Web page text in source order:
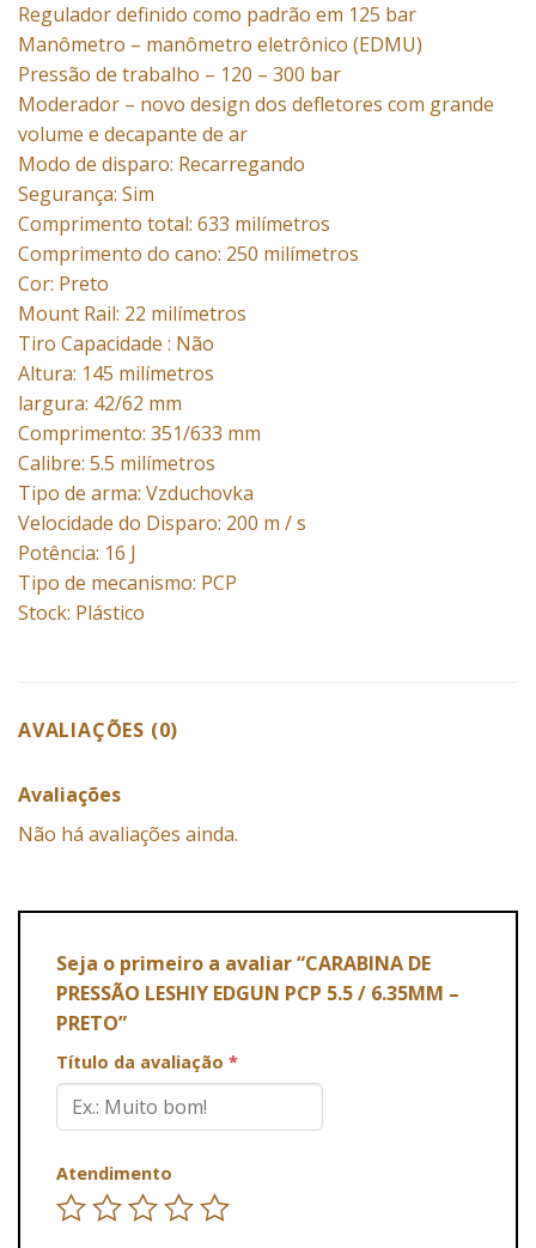
Regulador definido como padrão em 125 bar
Manômetro – manômetro eletrônico (EDMU)
Pressão de trabalho – 120 – 300 bar
Moderador – novo design dos defletores com grande
volume e decapante de ar
Modo de disparo: Recarregando
Segurança: Sim
Comprimento total: 633 milímetros
Comprimento do cano: 250 milímetros
Cor: Preto
Mount Rail: 22 milímetros
Tiro Capacidade : Não
Altura: 145 milímetros
largura: 42/62 mm
Comprimento: 351/633 mm
Calibre: 5.5 milímetros
Tipo de arma: Vzduchovka
Velocidade do Disparo: 200 m / s
Potência: 16 J
Tipo de mecanismo: PCP
Stock: Plástico
AVALIAÇÕES (0)
Avaliações
Não há avaliações ainda.
Seja o primeiro a avaliar “CARABINA DE
PRESSÃO LESHIY EDGUN PCP 5.5 / 6.35MM –
PRETO”
Título da avaliação *
Atendimento